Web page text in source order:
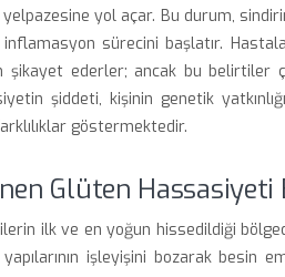
yol açar. Bu durum,
sürecini başlatır.
şikayet ederler; ancak bu belirtiler
şiddeti, kişinin genetik
göstermektedir.
Glüten
ilk ve en yoğun hissedildiği
işleyişini bozarak besin